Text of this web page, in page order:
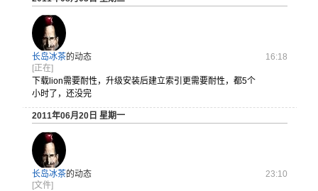
长岛冰茶的动态
16:18
[正在]
下载lion需要耐性 ，升级安装后建立索引 更需要耐性 ，都5个
小时了，还没完
2011年06月20日 星期一
长岛冰茶的动态
23:10
[文件]